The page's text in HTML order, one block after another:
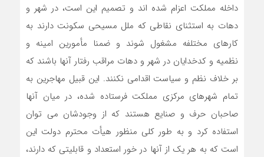
داخله مملکت اعزام شده اند و تصمیم این است، در شهر و
دهات به استثنای نقاطی که ملل مسیحی سکونت دارند به
کارهای مختلفه مشغول شوند و ضمنا مأمورین امینه و
نظمیه و کدخدایان در شهر و دهات مراقب رفتار آنها باشند که
بر خلاف نظم و سیاست اقدامی نکنند. این قبیل مهاجرین به
تمام شهرهای مرکزی مملکت فرستاده شده، در میان آنها
صاحبان حرف و صنایع هستند که از وجودشان می توان
استفاده کرد و به طور کلی منظور هیأت محترم دولت این
است که به هر یک از آنها در خور استعداد و قابلیتی که دارند،